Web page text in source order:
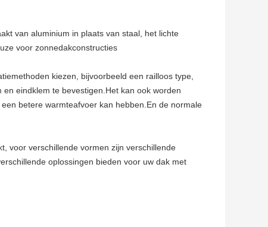
van aluminium in plaats van staal, het lichte
voor zonnedakconstructies
kiezen, bijvoorbeeld een railloos type,
eindklem te bevestigen.Het kan ook worden
betere warmteafvoer kan hebben.En de normale
voor verschillende vormen zijn verschillende
oplossingen bieden voor uw dak met